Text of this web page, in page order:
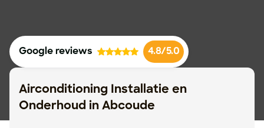
Airconditioning Installatie en
Onderhoud in Abcoude
Google reviews 4.8/5.0